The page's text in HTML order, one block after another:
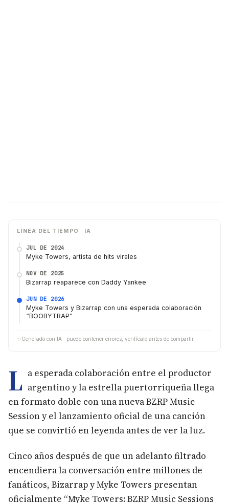
LÍNEA DEL TIEMPO · IA
JUL DE 2024
Myke Towers, artista de hits virales
NOV DE 2025
Bizarrap reaparece con Daddy Yankee
JUN DE 2026
Myke Towers y Bizarrap con una esperada colaboración
“BOOBYTRAP”
✨ Generado con IA · puede contener errores, verifícalo antes de compartir.
L a esperada colaboración entre el productor
argentino y la estrella puertorriqueña llega
en formato doble con una nueva BZRP Music
Session y el lanzamiento oficial de una canción
que se convirtió en leyenda antes de ver la luz.
Cinco años después de que un adelanto filtrado
encendiera la conversación entre millones de
fanáticos, Bizarrap y Myke Towers presentan
oficialmente “Myke Towers: BZRP Music Sessions